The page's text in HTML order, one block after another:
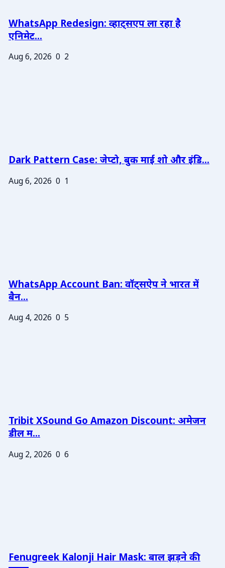
WhatsApp Redesign: व्हाट्सएप ला रहा है
एनिमेट...
Aug 6, 2026 0 2
Dark Pattern Case: जेप्टो, बुक माई शो और इंडि...
Aug 6, 2026 0 1
WhatsApp Account Ban: वॉट्सऐप ने भारत में
बैन...
Aug 4, 2026 0 5
Tribit XSound Go Amazon Discount: अमेजन
डील म...
Aug 2, 2026 0 6
Fenugreek Kalonji Hair Mask: बाल झड़ने की